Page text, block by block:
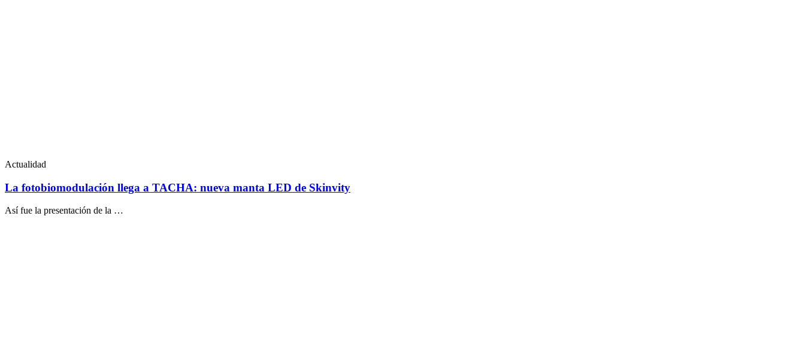
Actualidad
La fotobiomodulación llega a TACHA: nueva manta LED de Skinvity
Así fue la presentación de la …